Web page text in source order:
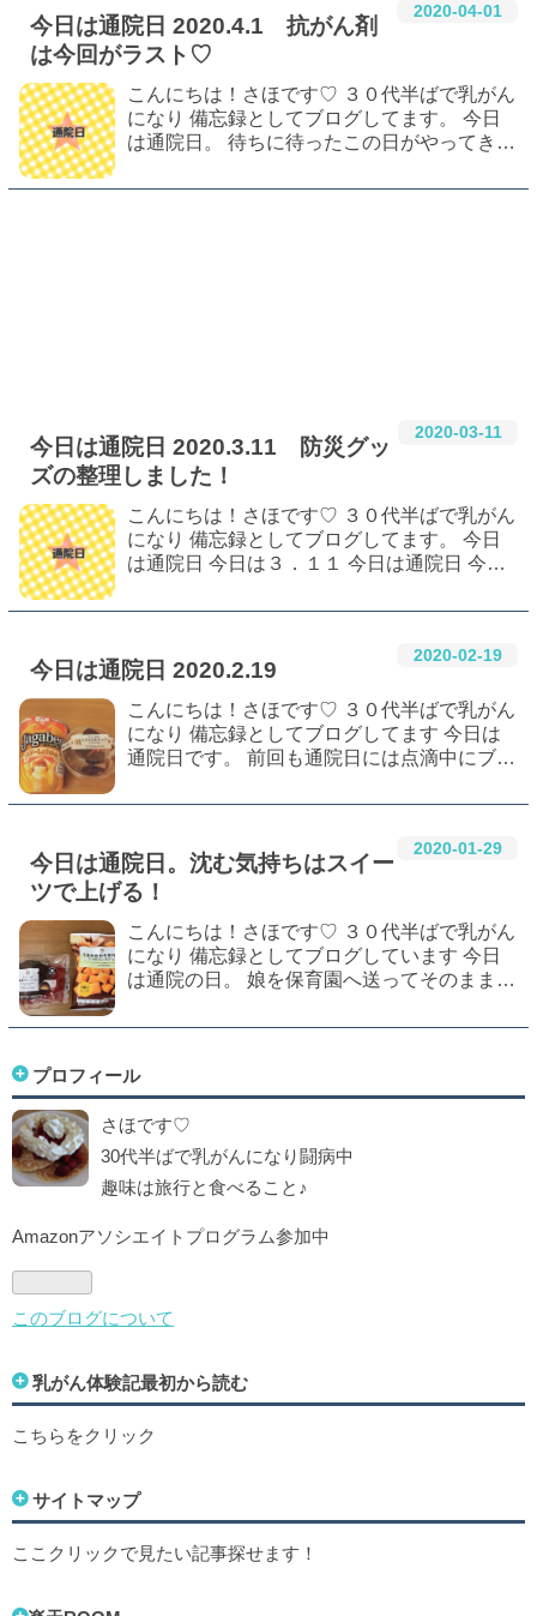
2020-04-01
今日は通院日 2020.4.1 抗がん剤
は今回がラスト♡
こんにちは！さほです♡ ３０代半ばで乳がん
になり 備忘録としてブログしてます。 今日
は通院日。 待ちに待ったこの日がやってきま
ほーいヽ(´▽`)ﾉ 今日もスイーツ買ってきまし
2020-03-11
今日は通院日 2020.3.11 防災グッ
ズの整理しました！
こんにちは！さほです♡ ３０代半ばで乳がん
になり 備忘録としてブログしてます。 今日
は通院日 今日は３．１１ 今日は通院日 今日
検査がある日。 結果待ちが長いよぅ(^_^;) ち
2020-02-19
今日は通院日 2020.2.19
こんにちは！さほです♡ ３０代半ばで乳がん
になり 備忘録としてブログしてます 今日は
通院日です。 前回も通院日には点滴中にブロ
♪ 前回の通院日の話はこちらから↓
日に…
2020-01-29
今日は通院日。沈む気持ちはスイー
ツで上げる！
こんにちは！さほです♡ ３０代半ばで乳がん
になり 備忘録としてブログしています 今日
は通院の日。 娘を保育園へ送ってそのまま病
かったけど今日は正常に戻ってます(それでも
プロフィール
さほです♡
30代半ばで乳がんになり闘病中
趣味は旅行と食べること♪
Amazonアソシエイトプログラム参加中
このブログについて
乳がん体験記最初から読む
こちらをクリック
サイトマップ
ここクリックで見たい記事探せます！